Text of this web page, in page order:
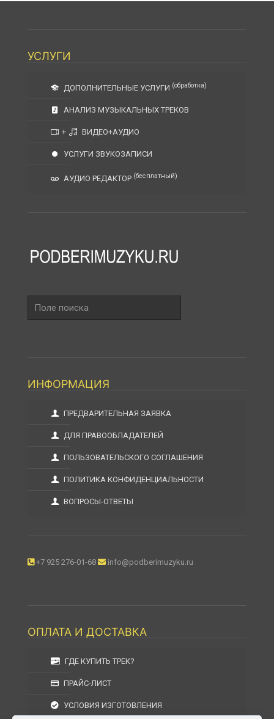
УСЛУГИ
ДОПОЛНИТЕЛЬНЫЕ УСЛУГИ (обработка)
АНАЛИЗ МУЗЫКАЛЬНЫХ ТРЕКОВ
+ ВИДЕО+АУДИО
УСЛУГИ ЗВУКОЗАПИСИ
АУДИО РЕДАКТОР (бесплатный)
поиска
ИНФОРМАЦИЯ
ПРЕДВАРИТЕЛЬНАЯ ЗАЯВКА
ДЛЯ ПРАВООБЛАДАТЕЛЕЙ
ПОЛЬЗОВАТЕЛЬСКОГО СОГЛАШЕНИЯ
ПОЛИТИКА КОНФИДЕНЦИАЛЬНОСТИ
ВОПРОСЫ-ОТВЕТЫ
+7 925 276-01-68 info@podberimuzyku.ru
ОПЛАТА И ДОСТАВКА
ГДЕ КУПИТЬ ТРЕК?
ПРАЙС-ЛИСТ
УСЛОВИЯ ИЗГОТОВЛЕНИЯ